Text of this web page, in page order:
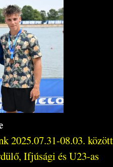
2025.07.31-08.03. között
Ifjúsági és U23-as